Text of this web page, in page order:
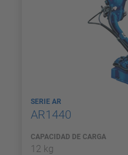
SERIE AR
AR1440
CAPACIDAD DE CARGA
12 kg